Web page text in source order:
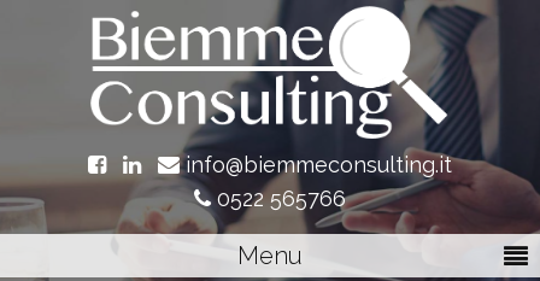
info@biemmeconsulting.it
0522 565766
Menu